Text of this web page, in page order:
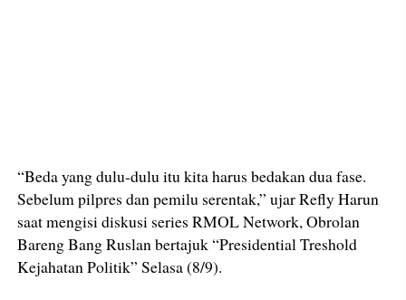
“Beda yang dulu-dulu itu kita harus bedakan dua fase.
Sebelum pilpres dan pemilu serentak,” ujar Refly Harun
saat mengisi diskusi series RMOL Network, Obrolan
Bareng Bang Ruslan bertajuk “Presidential Treshold
Kejahatan Politik” Selasa (8/9).